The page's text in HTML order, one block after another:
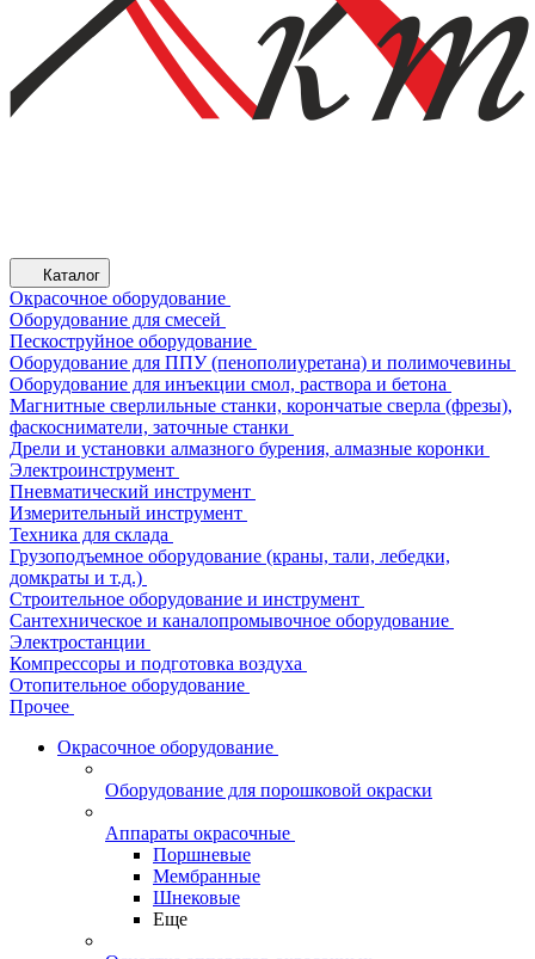
Каталог
Окрасочное оборудование
Оборудование для смесей
Пескоструйное оборудование
Оборудование для ППУ (пенополиуретана) и полимочевины
Оборудование для инъекции смол, раствора и бетона
Магнитные сверлильные станки, корончатые сверла (фрезы),
фаскосниматели, заточные станки
Дрели и установки алмазного бурения, алмазные коронки
Электроинструмент
Пневматический инструмент
Измерительный инструмент
Техника для склада
Грузоподъемное оборудование (краны, тали, лебедки,
домкраты и т.д.)
Строительное оборудование и инструмент
Сантехническое и каналопромывочное оборудование
Электростанции
Компрессоры и подготовка воздуха
Отопительное оборудование
Прочее
Окрасочное оборудование
Оборудование для порошковой окраски
Аппараты окрасочные
Поршневые
Мембранные
Шнековые
Еще